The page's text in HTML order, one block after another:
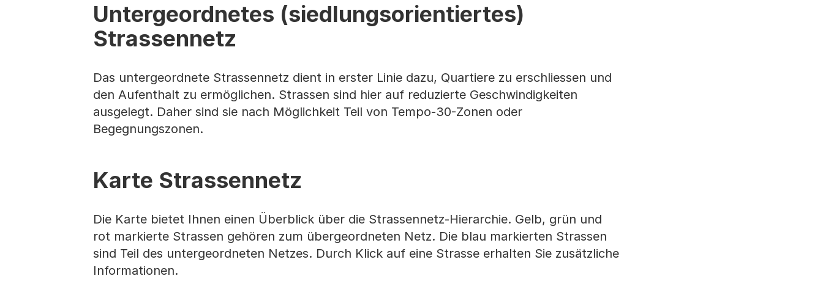
Untergeordnetes (siedlungsorientiertes)
Strassennetz
Das untergeordnete Strassennetz dient in erster Linie dazu, Quartiere zu erschliessen und
den Aufenthalt zu ermöglichen. Strassen sind hier auf reduzierte Geschwindigkeiten
ausgelegt. Daher sind sie nach Möglichkeit Teil von Tempo-30-Zonen oder
Begegnungszonen.
Karte Strassennetz
Die Karte bietet Ihnen einen Überblick über die Strassennetz-Hierarchie. Gelb, grün und
rot markierte Strassen gehören zum übergeordneten Netz. Die blau markierten Strassen
sind Teil des untergeordneten Netzes. Durch Klick auf eine Strasse erhalten Sie zusätzliche
Informationen.